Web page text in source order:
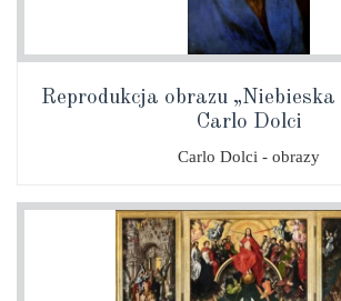
Reprodukcja obrazu
Carlo Dolci
Carlo Dolci - obrazy